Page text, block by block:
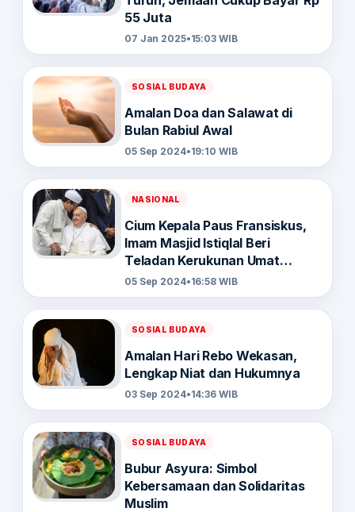
55 Juta
07 Jan 2025•15:03 WIB
SOSIAL BUDAYA
Amalan Doa dan Salawat di
Bulan Rabiul Awal
05 Sep 2024•19:10 WIB
NASIONAL
Cium Kepala Paus Fransiskus,
Imam Masjid Istiqlal Beri
Teladan Kerukunan Umat
Beragama
05 Sep 2024•16:58 WIB
SOSIAL BUDAYA
Amalan Hari Rebo Wekasan,
Lengkap Niat dan Hukumnya
03 Sep 2024•14:36 WIB
SOSIAL BUDAYA
Bubur Asyura: Simbol
Kebersamaan dan Solidaritas
Muslim